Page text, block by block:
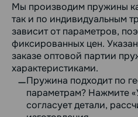
Мы производим пружины
так и по индивидуальным
зависит от параметров,
фиксированных цен.
заказе оптовой партии
характеристиками.
Пружина подходит по
параметрам? Нажмите
согласует детали,